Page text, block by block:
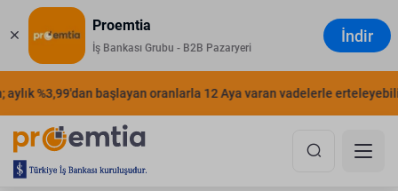
Proemtia
İş Bankası Grubu - B2B Pazaryeri
İndir
%3,99'dan başlayan oranlarla 12 Aya varan vadelerle